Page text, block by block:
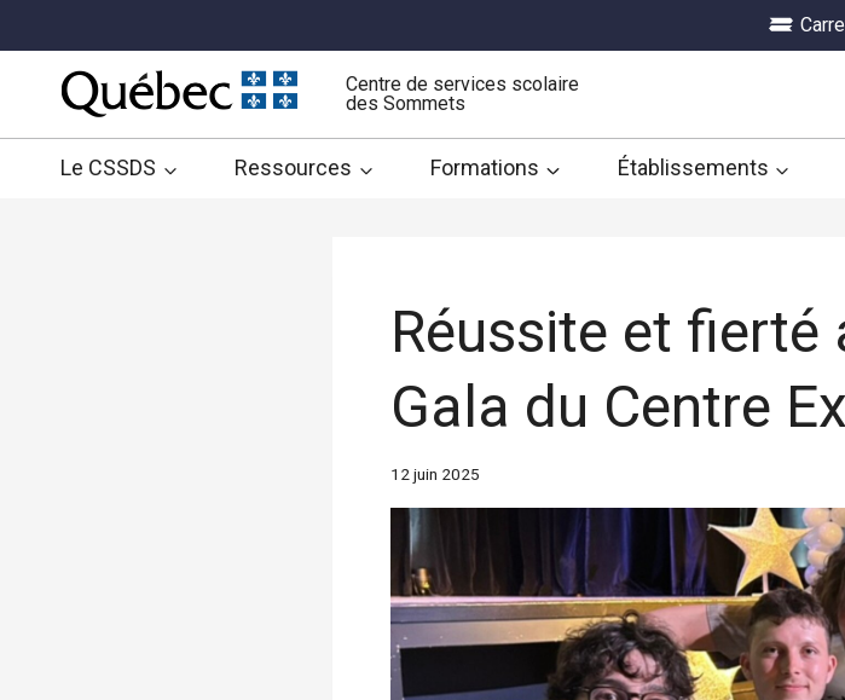
au
contenu
Centre de services scolaire
des Sommets
Le CSSDS Ressources Formations Établissements
Réussite et
Gala du Centre
12 juin 2025